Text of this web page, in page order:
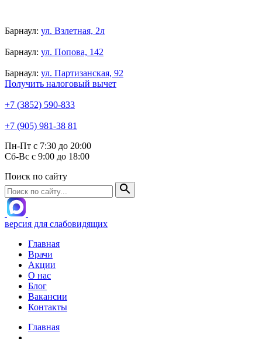
Барнаул: ул. Взлетная, 2л
Барнаул: ул. Попова, 142
Барнаул: ул. Партизанская, 92
Получить налоговый вычет
+7 (3852) 590-833
+7 (905) 981-38 81
Пн-Пт с 7:30 до 20:00
Сб-Вс с 9:00 до 18:00
Поиск по сайту
версия для слабовидящих
Главная
Врачи
Акции
О нас
Блог
Вакансии
Контакты
Главная